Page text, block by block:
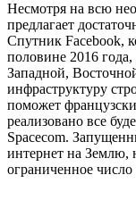
Несмотря на всю
предлагает
Спутник Facebook,
половине 2016
Западной,
инфраструктуру
поможет
реализовано все
Spacecom.
интернет на Землю,
ограниченное число